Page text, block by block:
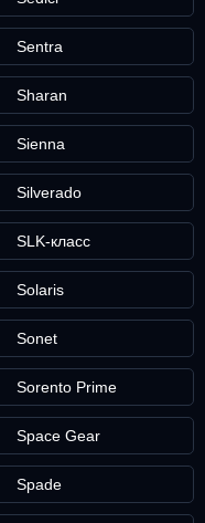
Sentra
Sharan
Sienna
Silverado
SLK-класс
Solaris
Sonet
Sorento Prime
Space Gear
Spade